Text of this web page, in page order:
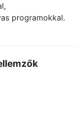
programokkal.